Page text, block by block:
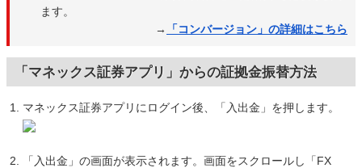
ます。
→
「コンバージョン」の詳細はこちら
「マネックス証券アプリ」からの証拠金振替方法
マネックス証券アプリにログイン後、「入出金」を押します。
「入出金」の画面が表示されます。画面をスクロールし「FX